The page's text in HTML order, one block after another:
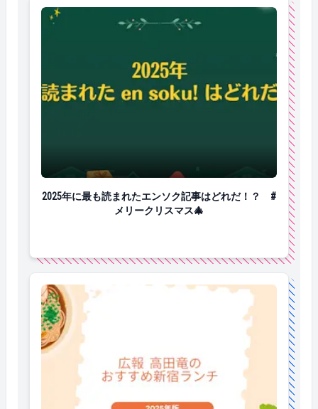
2025年に最も読まれたエンソク記事はどれだ！？ #
2025年に最も読まれたエンソク記事はどれだ！？ #
メリークリスマス🎄